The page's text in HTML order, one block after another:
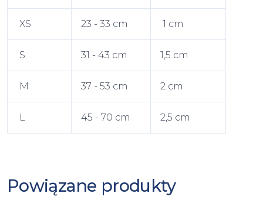
XS 23 - 33 cm 1 cm
S 31 - 43 cm 1,5 cm
M 37 - 53 cm 2 cm
L 45 - 70 cm 2,5 cm
Powiązane produkty